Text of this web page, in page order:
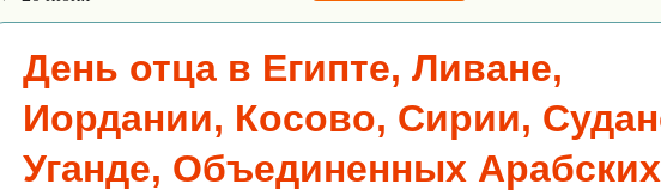
День отца в Египте, Ливане,
Иордании, Косово, Сирии,
Уганде, Объединенных Арабских